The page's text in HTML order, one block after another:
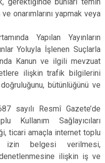
onarımlarını yapmak veya
Yapılan Yayınların
Yoluyla İşlenen Suçlarla
Kanun ve ilgili mevzuat
ilişkin trafik bilgilerini
bütünlüğünü ve
sayılı Resmî Gazete’de
Kullanım Sağlayıcıları
ticari amaçla internet toplu
izin belgesi verilmesi,
ilişkin iş ve